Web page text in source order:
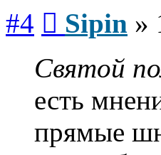
#4 Sipin »
Святой
есть
прямые